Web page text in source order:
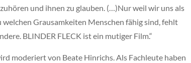
und ihnen zu glauben. (…)Nur weil wir uns als
Grausamkeiten Menschen fähig sind, fehlt
BLINDER FLECK ist ein mutiger Film.“
moderiert von Beate Hinrichs. Als Fachleute haben